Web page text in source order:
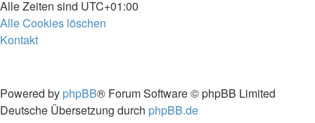
Alle Zeiten sind UTC+01:00
Alle Cookies löschen
Kontakt
Powered by phpBB® Forum Software © phpBB Limited
Deutsche Übersetzung durch phpBB.de